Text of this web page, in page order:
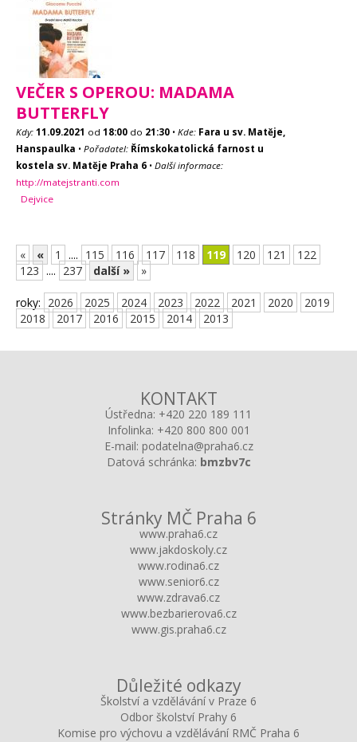
VEČER S OPEROU: MADAMA
BUTTERFLY
Kdy: 11.09.2021 od 18:00 do 21:30 • Kde: Fara u sv. Matěje,
Hanspaulka • Pořadatel: Římskokatolická farnost u
kostela sv. Matěje Praha 6 • Další informace:
http://matejstranti.com
Dejvice
« « 1 .... 115 116 117 118 119 120 121
122
123 .... 237 další » »
roky: 2026 2025 2024 2023 2022 2021 2020
2019
2018
2017 2016 2015 2014 2013
KONTAKT
Ústředna: +420 220 189 111
Infolinka: +420 800 800 001
E-mail: podatelna@praha6.cz
Datová schránka: bmzbv7c
Stránky MČ Praha 6
www.praha6.cz
www.jakdoskoly.cz
www.rodina6.cz
www.senior6.cz
www.zdrava6.cz
www.bezbarierova6.cz
www.gis.praha6.cz
Důležité odkazy
Školství a vzdělávání v Praze 6
Odbor školství Prahy 6
Komise pro výchovu a vzdělávání RMČ Praha 6